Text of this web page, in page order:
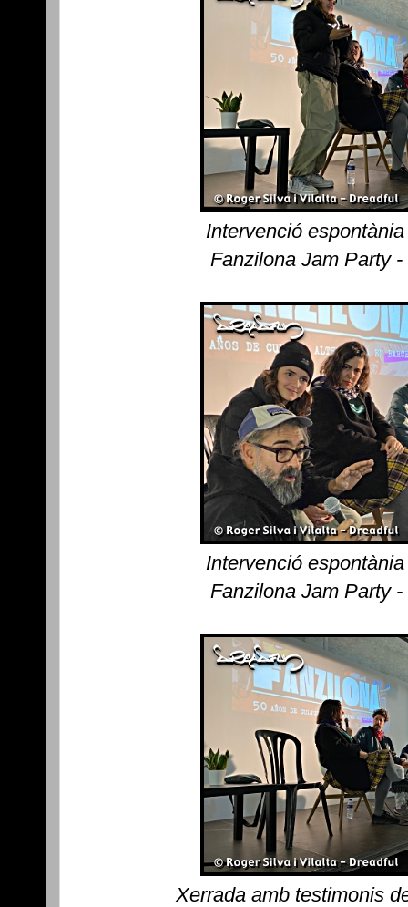
Intervenció
Fanzilona Jam Party
Intervenció
Fanzilona Jam Party
Xerrada amb testimonis